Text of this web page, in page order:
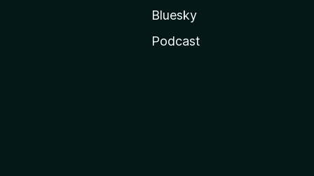
Bluesky
Podcast